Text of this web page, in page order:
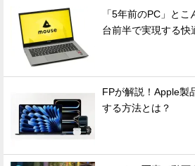
「5年前のPC」と
台前半で実現する快
FPが解説！Apple製
する方法とは？